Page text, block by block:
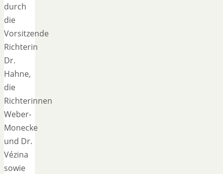
durch
die
Vorsitzende
Richterin
Dr.
Hahne,
die
Richterinnen
Weber-
Monecke
und Dr.
Vézina
sowie